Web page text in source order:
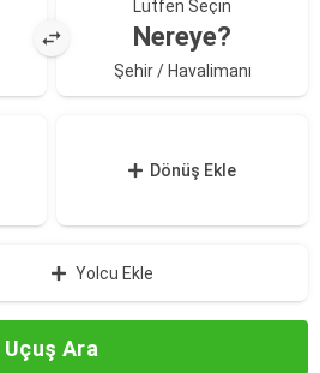
Lütfen Seçin
Nereye?
Şehir / Havalimanı
Dönüş Ekle
Yolcu Ekle
Uçuş Ara